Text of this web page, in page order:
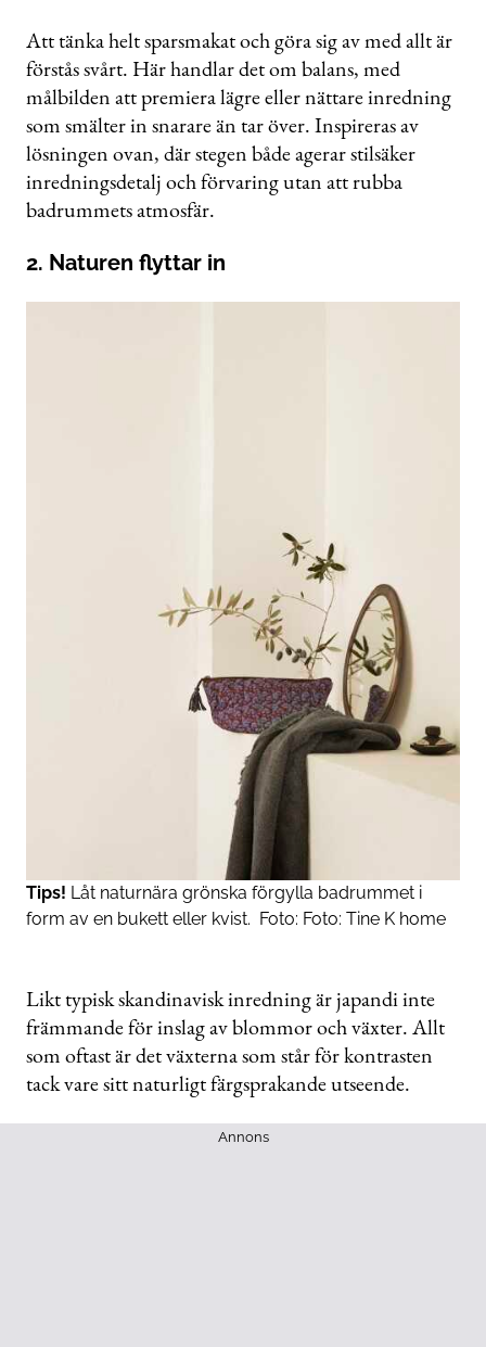
Att tänka helt sparsmakat och göra sig av med allt är
förstås svårt. Här handlar det om balans, med
målbilden att premiera lägre eller nättare inredning
som smälter in snarare än tar över. Inspireras av
lösningen ovan, där stegen både agerar stilsäker
inredningsdetalj och förvaring utan att rubba
badrummets atmosfär.
2. Naturen flyttar in
Tips! Låt naturnära grönska förgylla badrummet i
form av en bukett eller kvist. Foto: Foto: Tine K home
Likt typisk skandinavisk inredning är japandi inte
främmande för inslag av blommor och växter. Allt
som oftast är det växterna som står för kontrasten
tack vare sitt naturligt färgsprakande utseende.
Annons